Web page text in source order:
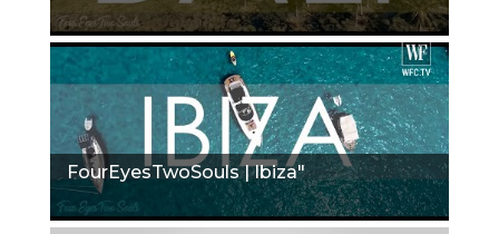
FourEyesTwoSouls | Ibiza"